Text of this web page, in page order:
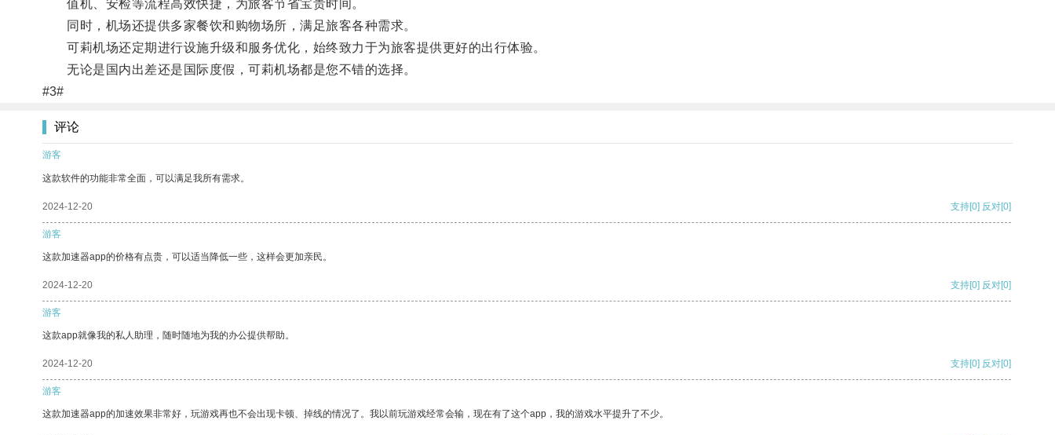
值机、安检等流程高效快捷，为旅客节省宝贵时间。
同时，机场还提供多家餐饮和购物场所，满足旅客各种需求。
可莉机场还定期进行设施升级和服务优化，始终致力于为旅客提供更好的出行体验。
无论是国内出差还是国际度假，可莉机场都是您不错的选择。
#3#
评论
游客
这款软件的功能非常全面，可以满足我所有需求。
2024-12-20 支持[0] 反对[0]
游客
这款加速器app的价格有点贵，可以适当降低一些，这样会更加亲民。
2024-12-20 支持[0] 反对[0]
游客
这款app就像我的私人助理，随时随地为我的办公提供帮助。
2024-12-20 支持[0] 反对[0]
游客
这款加速器app的加速效果非常好，玩游戏再也不会出现卡顿、掉线的情况了。我以前玩游戏经常会输，现在有了这个app，我的游戏水平提升了不少。